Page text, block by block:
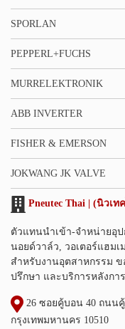
SPORLAN
PEPPERL+FUCHS
MURRELEKTRONIK
ABB INVERTER
FISHER & EMERSON
JOKWANG JK VALVE
Pneutec Thai | (นิวเ
ตัวแทนนำเข้า-จำหน่ายอุ
นอยด์วาล์ว, วอเตอร์แฮม
สำหรับงานอุตสาหกรรม ข
ปรึกษา และบริการหลังกา
26 ซอยคู้บอน 40 ถนน
กรุงเทพมหานคร 10510